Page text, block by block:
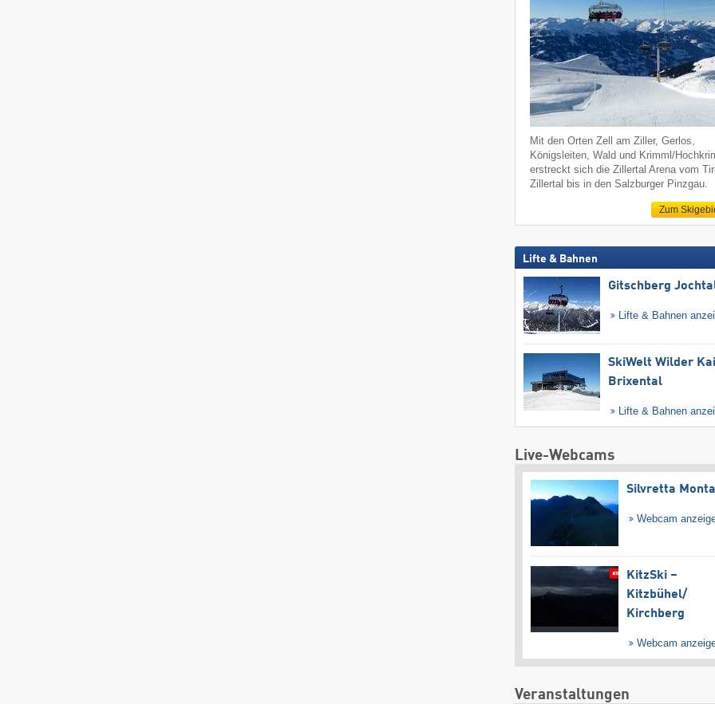
Mit den Orten Zell am Ziller, Gerlos,
Königsleiten, Wald und Krimml/
erstreckt sich die Zillertal Arena vom
Zillertal bis in den Salzburger Pinzgau.
Zum
Lifte & Bahnen
Gitschberg
Lifte & Bahnen
SkiWelt Wilder
Brixental
Lifte & Bahnen
Live-Webcams
Silvretta
Webcam
KitzSki –
Kitzbühel/​
Kirchberg
Webcam
Veranstaltungen